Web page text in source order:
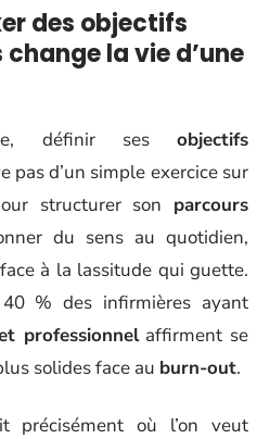
des objectifs
la vie d’une
définir ses objectifs
pas d’un simple exercice sur
structurer son parcours
du sens au quotidien,
à la lassitude qui guette.
% des infirmières ayant
professionnelaffirment se
solides face au burn-out.
précisément où l’on veut